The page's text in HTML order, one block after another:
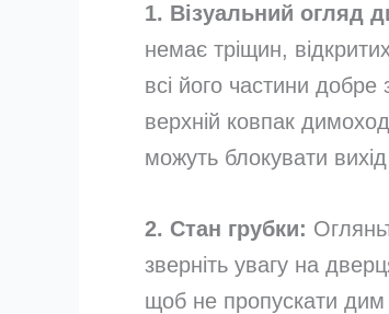
1. Візуальний огляд
немає тріщин,
всі його частини
верхній ковпак
можуть блокувати
2. Стан грубки:
зверніть увагу на
щоб не пропускати дим